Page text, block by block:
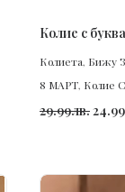
Колие с
Колиета, Бижу
8 МАРТ, Колие
29.99лв.24.99